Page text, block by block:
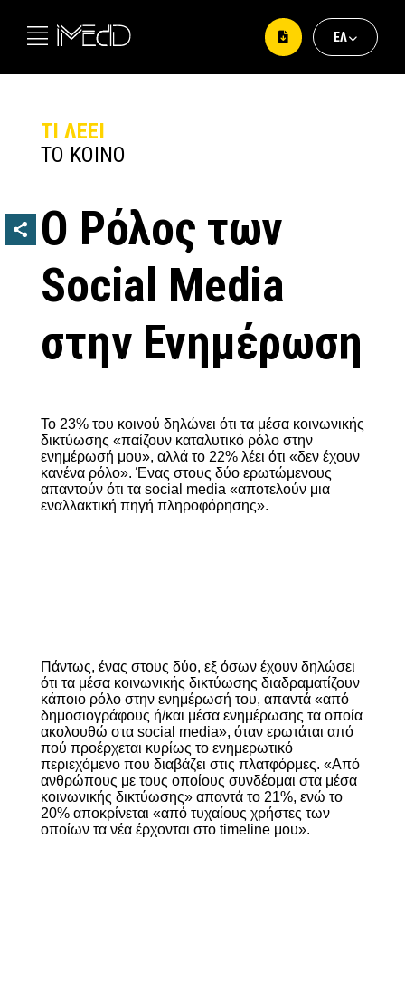
ΕΛ
ΤΙ ΛΕΕΙ
ΤΟ ΚΟΙΝΟ
Ο Ρόλος των
Social Media
στην Ενημέρωση
Το 23% του κοινού δηλώνει ότι τα μέσα κοινωνικής
δικτύωσης «παίζουν καταλυτικό ρόλο στην
ενημέρωσή μου», αλλά το 22% λέει ότι «δεν έχουν
κανένα ρόλο». Ένας στους δύο ερωτώμενους
απαντούν ότι τα social media «αποτελούν μια
εναλλακτική πηγή πληροφόρησης».
Πάντως, ένας στους δύο, εξ όσων έχουν δηλώσει
ότι τα μέσα κοινωνικής δικτύωσης διαδραματίζουν
κάποιο ρόλο στην ενημέρωσή του, απαντά «από
δημοσιογράφους ή/και μέσα ενημέρωσης τα οποία
ακολουθώ στα social media», όταν ερωτάται από
πού προέρχεται κυρίως το ενημερωτικό
περιεχόμενο που διαβάζει στις πλατφόρμες. «Από
ανθρώπους με τους οποίους συνδέομαι στα μέσα
κοινωνικής δικτύωσης» απαντά το 21%, ενώ το
20% αποκρίνεται «από τυχαίους χρήστες των
οποίων τα νέα έρχονται στο timeline μου».